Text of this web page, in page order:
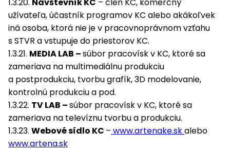
užívateľa, účastník programov KC alebo akákoľvek
iná osoba, ktorá nie je v pracovnoprávnom vzťahu
s STVR a vstupuje do priestorov KC.
1.3.21. MEDIA LAB –súbor pracovísk v KC, ktoré sa
zameriava na multimediálnu produkciu
a postprodukciu, tvorbu grafík, 3D modelovanie,
kontrolnú produkciu a pod.
1.3.22. TV LAB –súbor pracovísk v KC, ktoré sa
zameriava na televíznu tvorbu a produkciu.
1.3.23. Webové sídlo KC – www.artenake.skalebo
www.artena.sk